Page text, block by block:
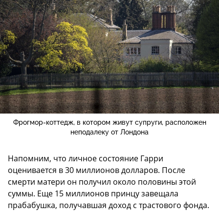
Фрогмор-коттедж, в котором живут супруги, расположен
неподалеку от Лондона
Напомним, что личное состояние Гарри
оценивается в 30 миллионов долларов. После
смерти матери он получил около половины этой
суммы. Еще 15 миллионов принцу завещала
прабабушка, получавшая доход с трастового фонда.